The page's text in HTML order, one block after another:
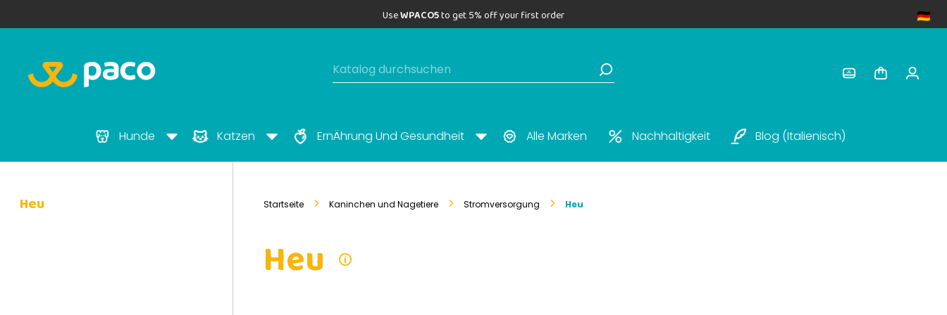
UseWPACO5to get 5% off your first order
Hunde Katzen ErnÄhrung Und Gesundheit Alle Marken Nachhaltigkeit Blog (italienisch)
Heu Startseite Kaninchen und Nagetiere Stromversorgung Heu
Heu